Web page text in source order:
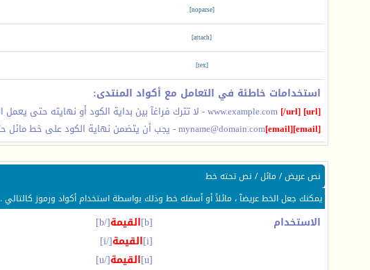
[noparse]
[attach]
[tex]
استخدامات خاطئة في التعامل مع أكواد المنتدى:
[url]
[/url]
- لا تترك فراغآ بين بداية الكود أو نهايته حتى
[email]
myname@domain.com[email] - يجب أن يتضمن نهاية الكود على خط مائل
نص عريض / مائل / نص تحته خط
يمكنك جعل الخط عريضآ ، مائلاً أو أسفله خط وذلك بواسطة استخدام أكواد ورموز كالتالي .
الاستخدام [b] القيمة[/b]
[i] القيمة[/i]
[u] القيمة[/u]